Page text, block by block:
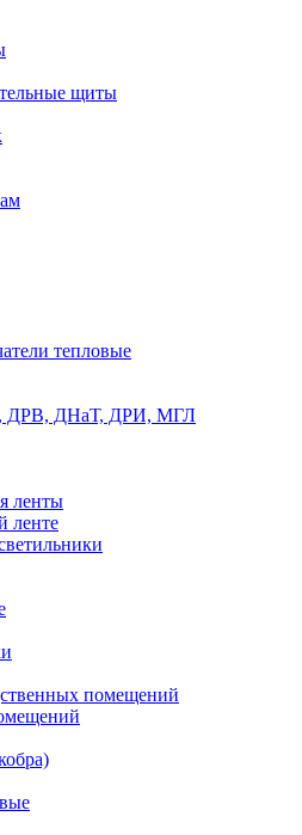
щиты
тепловые
ДРВ, ДНаТ, ДРИ, МГЛ
ленты
ленте
помещений